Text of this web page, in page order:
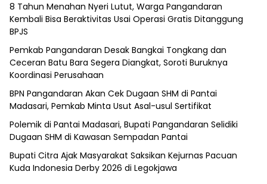
8 Tahun Menahan Nyeri Lutut, Warga Pangandaran
Kembali Bisa Beraktivitas Usai Operasi Gratis Ditanggung
BPJS
Pemkab Pangandaran Desak Bangkai Tongkang dan
Ceceran Batu Bara Segera Diangkat, Soroti Buruknya
Koordinasi Perusahaan
BPN Pangandaran Akan Cek Dugaan SHM di Pantai
Madasari, Pemkab Minta Usut Asal-usul Sertifikat
Polemik di Pantai Madasari, Bupati Pangandaran Selidiki
Dugaan SHM di Kawasan Sempadan Pantai
Bupati Citra Ajak Masyarakat Saksikan Kejurnas Pacuan
Kuda Indonesia Derby 2026 di Legokjawa